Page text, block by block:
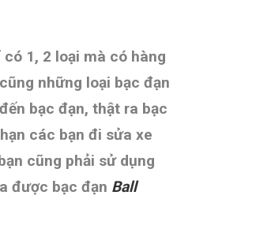
1, 2 loại mà có hàng
những loại bạc đạn
bạc đạn, thật ra bạc
các bạn đi sửa xe
cũng phải sử dụng
được bạc đạn Ball